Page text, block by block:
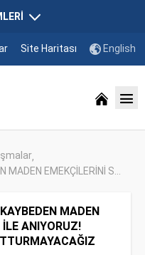
Site Haritası English
MADEN EMEKÇİLERİNİ S...
MADEN
İLE ANIYORUZ!